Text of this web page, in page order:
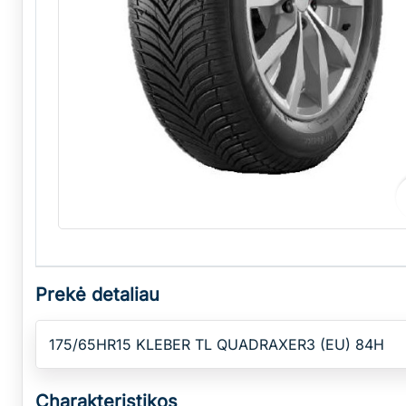
Prekė detaliau
175/65HR15 KLEBER TL QUADRAXER3 (EU) 84H
Charakteristikos